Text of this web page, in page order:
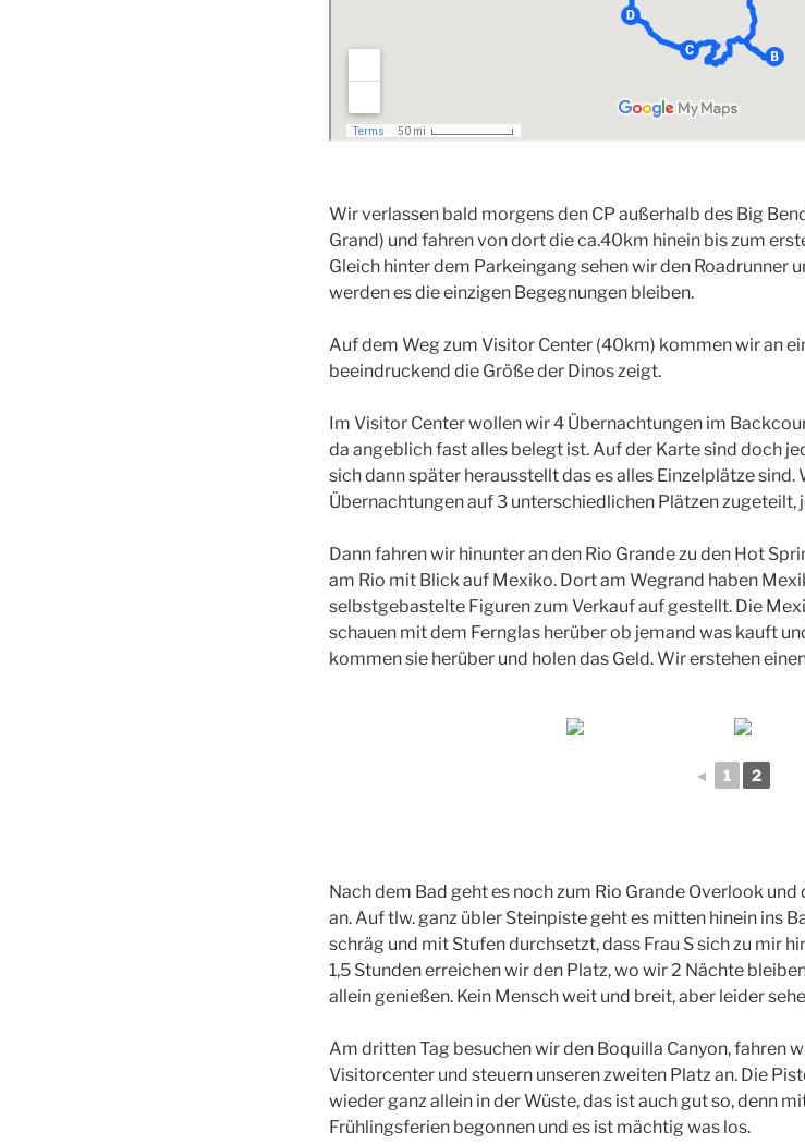
Wir verlassen bald morgens den CP außerhalb des Big
Grand) und fahren von dort die ca.40km hinein bis zum
Gleich hinter dem Parkeingang sehen wir den Roadrunner
werden es die einzigen Begegnungen bleiben.
Auf dem Weg zum Visitor Center (40km) kommen wir an
beeindruckend die Größe der Dinos zeigt.
Im Visitor Center wollen wir 4 Übernachtungen im
da angeblich fast alles belegt ist. Auf der Karte sind doch
sich dann später herausstellt das es alles Einzelplätze
Übernachtungen auf 3 unterschiedlichen Plätzen zugeteilt,
Dann fahren wir hinunter an den Rio Grande zu den Hot
am Rio mit Blick auf Mexiko. Dort am Wegrand haben
selbstgebastelte Figuren zum Verkauf auf gestellt. Die
schauen mit dem Fernglas herüber ob jemand was kauft
kommen sie herüber und holen das Geld. Wir erstehen
◄ 1 2
Nach dem Bad geht es noch zum Rio Grande Overlook
an. Auf tlw. ganz übler Steinpiste geht es mitten hinein ins
schräg und mit Stufen durchsetzt, dass Frau S sich zu mir
1,5 Stunden erreichen wir den Platz, wo wir 2 Nächte
allein genießen. Kein Mensch weit und breit, aber leider
Am dritten Tag besuchen wir den Boquilla Canyon, fahren
Visitorcenter und steuern unseren zweiten Platz an. Die
wieder ganz allein in der Wüste, das ist auch gut so, denn
Frühlingsferien begonnen und es ist mächtig was los.